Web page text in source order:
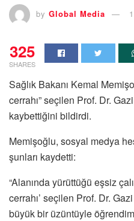
by Global Media
325
SHARES
Sağlık Bakanı Kemal
cerrahı” seçilen Prof. Dr.
kaybettiğini bildirdi.
Memişoğlu, sosyal medya
şunları kaydetti:
“Alanında yürüttüğü eşsiz
cerrahı’ seçilen Prof. Dr.
büyük bir üzüntüyle